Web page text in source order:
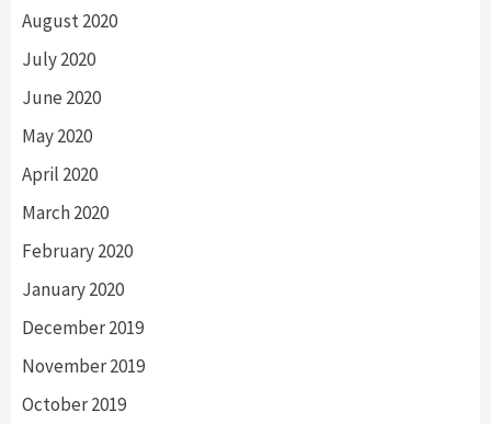
August 2020
July 2020
June 2020
May 2020
April 2020
March 2020
February 2020
January 2020
December 2019
November 2019
October 2019